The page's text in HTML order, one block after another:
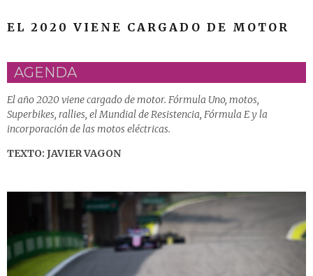
EL 2020 VIENE CARGADO DE MOTOR
AGENDA
El año 2020 viene cargado de motor. Fórmula Uno, motos,
Superbikes, rallies, el Mundial de Resistencia, Fórmula E y la
incorporación de las motos eléctricas.
TEXTO: JAVIER VAGON